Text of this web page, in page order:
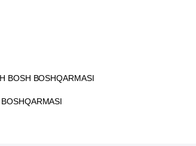
BOSH BOSHQARMASI